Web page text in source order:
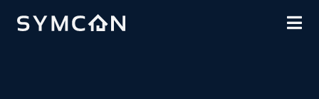
COMMUNITY
EINFÜHRUNG
INSTALLATION